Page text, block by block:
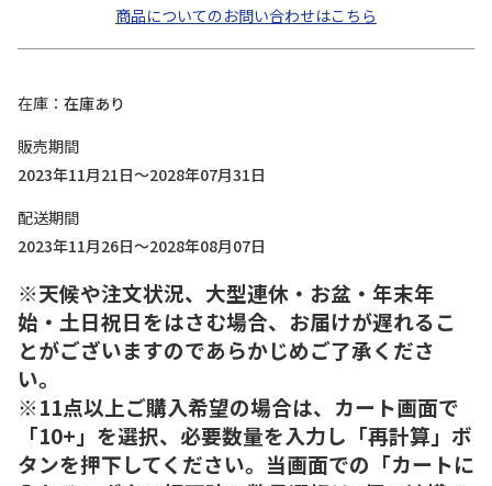
商品についてのお問い合わせはこちら
在庫
在庫あり
販売期間
2023年11月21日～2028年07月31日
配送期間
2023年11月26日～2028年08月07日
※天候や注文状況、大型連休・お盆・年末年
始・土日祝日をはさむ場合、お届けが遅れるこ
とがございますのであらかじめご了承くださ
い。
※11点以上ご購入希望の場合は、カート画面で
「10+」を選択、必要数量を入力し「再計算」ボ
タンを押下してください。当画面での「カートに